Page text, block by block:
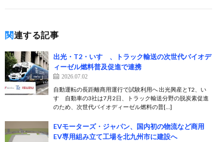
関連する記事
出光・T2・いすゞ、トラック輸送の次世代バイオデ
ィーゼル燃料普及促進で連携
2026.07.02
自動運転の長距離商用運行で試験利用へ 出光興産とT2、い
すゞ自動車の3社は7月2日、トラック輸送分野の脱炭素促進
のため、次世代バイオディーゼル燃料の普[…]
EVモーターズ・ジャパン、国内初の物流など商用
EV専用組み立て工場を北九州市に建設へ